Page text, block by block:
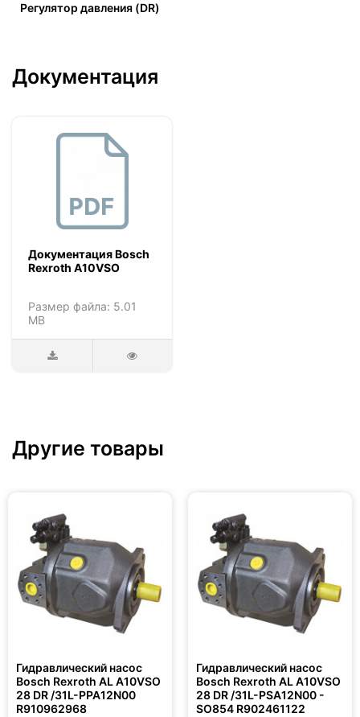
Регулятор давления (DR)
Документация
Документация Bosch
Rexroth A10VSO
Размер файла: 5.01
MB
Другие товары
Гидравлический насос
Bosch Rexroth AL A10VSO
28 DR /31L-PPA12N00
R910962968
Гидравлический насос
Bosch Rexroth AL A10VSO
28 DR /31L-PSA12N00 -
SO854 R902461122